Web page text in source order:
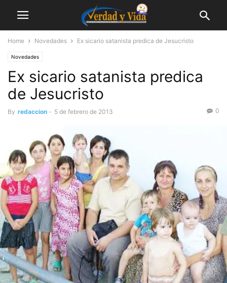
Home Novedades Ex sicario satanista predica de Jesucristo
Novedades
Ex sicario satanista predica
de Jesucristo
By redaccion - 5 de febrero de 2013 0